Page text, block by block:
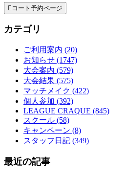
 コート予約ページ
カテゴリ
ご利用案内 (20)
お知らせ (1747)
大会案内 (579)
大会結果 (575)
マッチメイク (422)
個人参加 (392)
LEAGUE CRAQUE (845)
スクール (58)
キャンペーン (8)
スタッフ日記 (349)
最近の記事